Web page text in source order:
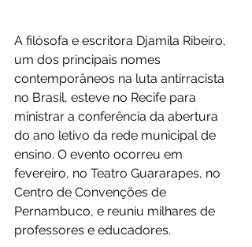
A filósofa e escritora Djamila Ribeiro,
um dos principais nomes
contemporâneos na luta antirracista
no Brasil, esteve no Recife para
ministrar a conferência da abertura
do ano letivo da rede municipal de
ensino. O evento ocorreu em
fevereiro, no Teatro Guararapes, no
Centro de Convenções de
Pernambuco, e reuniu milhares de
professores e educadores.